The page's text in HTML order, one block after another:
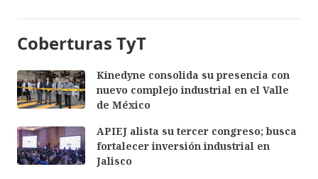
Coberturas TyT
Kinedyne consolida su presencia con
nuevo complejo industrial en el Valle
de México
APIEJ alista su tercer congreso; busca
fortalecer inversión industrial en
Jalisco